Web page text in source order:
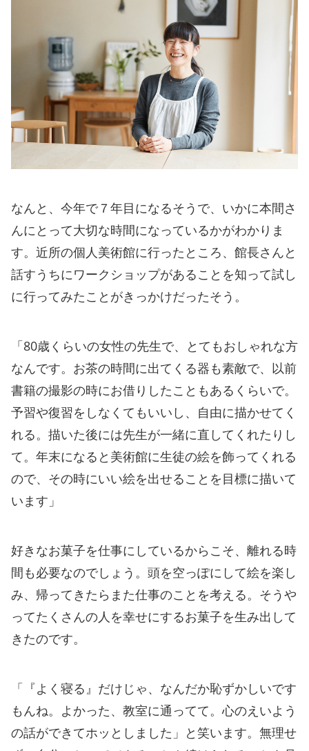
なんと、今年で７年目になるそうで、いかに本間さ
んにとって大切な時間になっているかがわかりま
す。近所の個人美術館に行ったところ、館長さんと
話すうちにワークショップがあることを知って試し
に行ってみたことがきっかけだったそう。
「80歳くらいの女性の先生で、とてもおしゃれな方
なんです。お茶の時間に出てくる器も素敵で、以前
書籍の撮影の時にお借りしたこともあるくらいで。
予習や復習をしなくてもいいし、自由に描かせてく
れる。描いた後には先生が一緒に直してくれたりし
て。年末になると美術館に生徒の絵を飾ってくれる
ので、その時にいい絵を出せることを目標に描いて
います」
好きなお菓子を仕事にしているからこそ、離れる時
間も必要なのでしょう。頭を空っぽにして絵を楽し
み、帰ってきたらまた仕事のことを考える。そうや
ってたくさんの人を幸せにするお菓子を生み出して
きたのです。
「『よく寝る』だけじゃ、なんだか恥ずかしいです
もんね。よかった、教室に通ってて。心のえいよう
の話ができてホッとしました」と笑います。無理せ